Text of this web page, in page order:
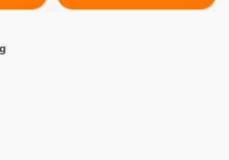
!
jour... Semaine Hamilton